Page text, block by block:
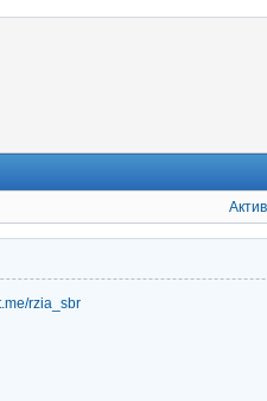
rzia_sbr